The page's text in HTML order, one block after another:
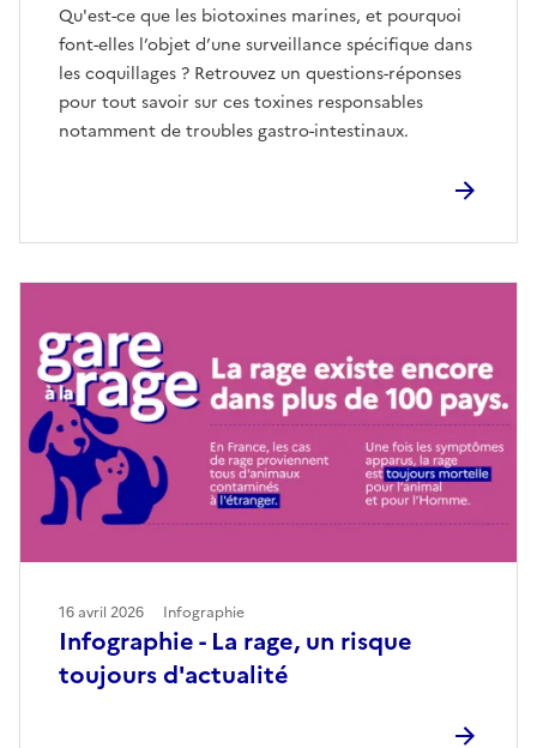
Qu'est-ce que les biotoxines marines, et pourquoi
font-elles l’objet d’une surveillance spécifique dans
les coquillages ? Retrouvez un questions-réponses
pour tout savoir sur ces toxines responsables
notamment de troubles gastro-intestinaux.
Infographie - La rage, un risque
toujours d'actualité
16 avril 2026 Infographie